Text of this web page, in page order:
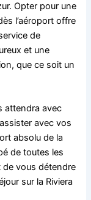
Opter pour une
l’aéroport offre
de
et une
que ce soit un
attendra avec
avec vos
absolu de la
de toutes les
vous détendre
sur la Riviera